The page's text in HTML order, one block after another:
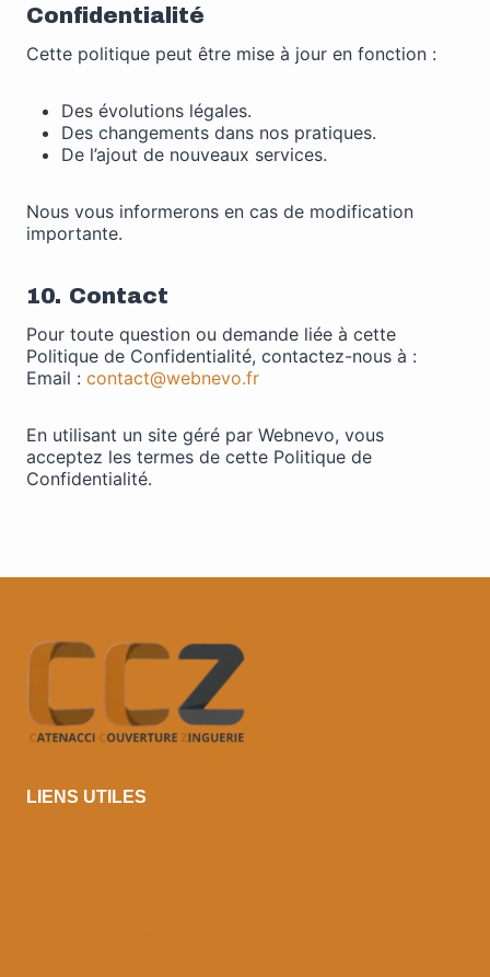
Confidentialité
Cette politique peut être mise à jour en fonction :
Des évolutions légales.
Des changements dans nos pratiques.
De l’ajout de nouveaux services.
Nous vous informerons en cas de modification
importante.
10. Contact
Pour toute question ou demande liée à cette
Politique de Confidentialité, contactez-nous à :
Email : contact@webnevo.fr
En utilisant un site géré par Webnevo, vous
acceptez les termes de cette Politique de
Confidentialité.
LIENS UTILES